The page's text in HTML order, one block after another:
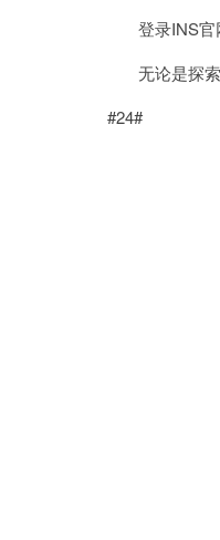
登录INS官网
无论是探索
#24#